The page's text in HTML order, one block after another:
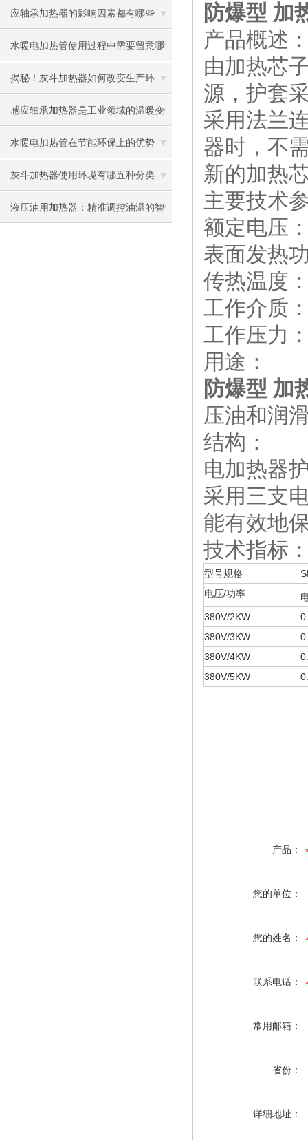
应轴承加热器的影响因素都有哪些
呢？
水暖电加热管使用过程中需要留意哪
些地方
揭秘！灰斗加热器如何改变生产环
境？
感应轴承加热器是工业领域的温暖变
革者
水暖电加热管在节能环保上的优势
灰斗加热器使用环境有哪五种分类
液压油用加热器：精准调控油温的智
防爆型 加
产品概述
由加热芯
源，护套
采用法兰
器时，不
新的加热
主要技术
额定电
表面发热
传热温
工作介
工作压
用途：
防爆型 加
压油和润
结构：
电加热器
采用三支
能有效地
技术指标
型号规格
电压/功率
380V/2KW
380V/3KW
380V/4KW
380V/5KW
产品：
您的单位：
您的姓名：
联系电话：
常用邮箱：
省份：
详细地址：